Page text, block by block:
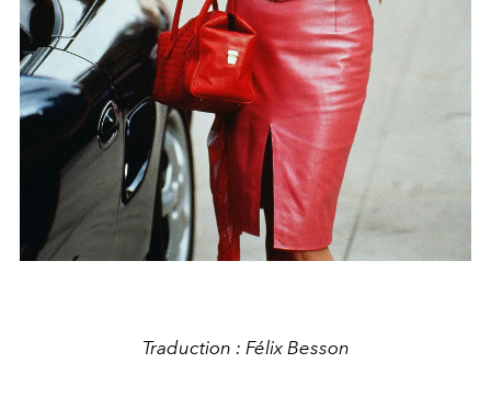
Traduction : Félix Besson